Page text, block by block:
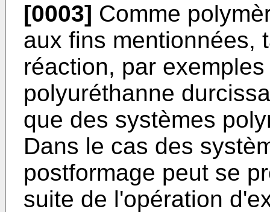
[0003] Comme
aux fins mentionnées,
réaction, par
polyuréthanne
que des systèmes
Dans le cas des
postformage peut se
suite de l'opération